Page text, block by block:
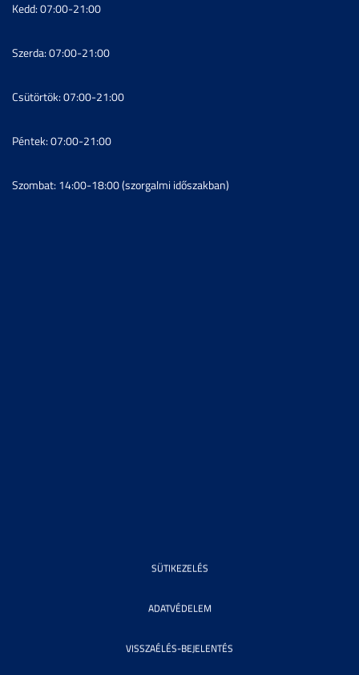
Kedd: 07:00-21:00
Szerda: 07:00-21:00
Csütörtök: 07:00-21:00
Péntek: 07:00-21:00
Szombat: 14:00-18:00 (szorgalmi időszakban)
SÜTIKEZELÉS
ADATVÉDELEM
VISSZAÉLÉS-BEJELENTÉS